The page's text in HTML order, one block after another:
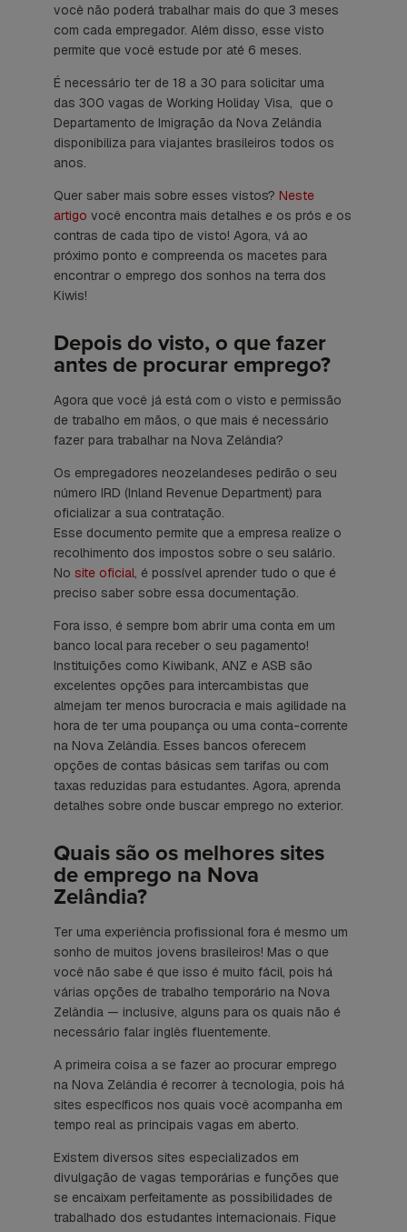
você não poderá trabalhar mais do que 3 meses
com cada empregador. Além disso, esse visto
permite que você estude por até 6 meses.
É necessário ter de 18 a 30 para solicitar uma
das 300 vagas de Working Holiday Visa, que o
Departamento de Imigração da Nova Zelândia
disponibiliza para viajantes brasileiros todos os
anos.
Quer saber mais sobre esses vistos? Neste
artigo você encontra mais detalhes e os prós e os
contras de cada tipo de visto! Agora, vá ao
próximo ponto e compreenda os macetes para
encontrar o emprego dos sonhos na terra dos
Kiwis!
Depois do visto, o que fazer
antes de procurar emprego?
Agora que você já está com o visto e permissão
de trabalho em mãos, o que mais é necessário
fazer para trabalhar na Nova Zelândia?
Os empregadores neozelandeses pedirão o seu
número IRD (Inland Revenue Department) para
oficializar a sua contratação.
Esse documento permite que a empresa realize o
recolhimento dos impostos sobre o seu salário.
No site oficial, é possível aprender tudo o que é
preciso saber sobre essa documentação.
Fora isso, é sempre bom abrir uma conta em um
banco local para receber o seu pagamento!
Instituições como Kiwibank, ANZ e ASB são
excelentes opções para intercambistas que
almejam ter menos burocracia e mais agilidade na
hora de ter uma poupança ou uma conta-corrente
na Nova Zelândia. Esses bancos oferecem
opções de contas básicas sem tarifas ou com
taxas reduzidas para estudantes. Agora, aprenda
detalhes sobre onde buscar emprego no exterior.
Quais são os melhores sites
de emprego na Nova
Zelândia?
Ter uma experiência profissional fora é mesmo um
sonho de muitos jovens brasileiros! Mas o que
você não sabe é que isso é muito fácil, pois há
várias opções de trabalho temporário na Nova
Zelândia — inclusive, alguns para os quais não é
necessário falar inglês fluentemente.
A primeira coisa a se fazer ao procurar emprego
na Nova Zelândia é recorrer à tecnologia, pois há
sites específicos nos quais você acompanha em
tempo real as principais vagas em aberto.
Existem diversos sites especializados em
divulgação de vagas temporárias e funções que
se encaixam perfeitamente as possibilidades de
trabalhado dos estudantes internacionais. Fique